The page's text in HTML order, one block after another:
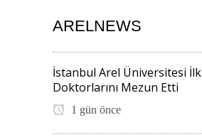
ARELNEWS
İstanbul Arel Üniversitesi İlk
Doktorlarını Mezun Etti
1 gün önce